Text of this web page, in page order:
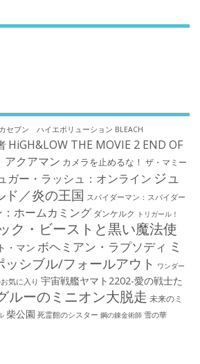
セブン ハイエボリューション BLEACH
HiGH&LOW THE MOVIE 2 END OF
アクアマン カメラを止めるな！ ザ・マミー
ガー・ラッシュ：オンライン ジュ
ド／炎の王国 スパイダーマン：スパイダー
ホームカミング ダンケルク トリガール！
ク・ビーストと黒い魔法使
・マン ボヘミアン・ラプソディ ミ
ッシブル/フォールアウト ワンダー
気に入り 宇宙戦艦ヤマト2202-愛の戦士た
ルーのミニオン大脱走 未来のミ
柴公園 死霊館のシスター 鋼の錬金術師 雪の華